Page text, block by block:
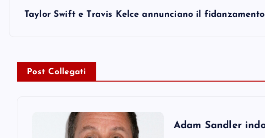
Taylor Swift e Travis Kelce annunciano il fidanzamento
Post Collegati
Adam Sandler